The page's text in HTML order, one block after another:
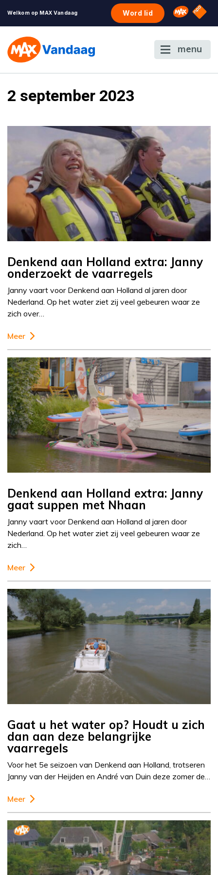
Welkom op MAX Vandaag Word lid Omroep
NPO
menu
2 september 2023
Denkend aan Holland extra: Janny
onderzoekt de vaarregels
Janny vaart voor Denkend aan Holland al jaren door
Nederland. Op het water ziet zij veel gebeuren waar ze
zich over…
Meer
Denkend aan Holland extra: Janny
gaat suppen met Nhaan
Janny vaart voor Denkend aan Holland al jaren door
Nederland. Op het water ziet zij veel gebeuren waar ze
zich…
Meer
Gaat u het water op? Houdt u zich
dan aan deze belangrijke
vaarregels
Voor het 5e seizoen van Denkend aan Holland, trotseren
Janny van der Heijden en André van Duin deze zomer de…
Meer